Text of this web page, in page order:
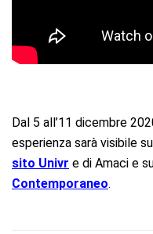
Dal 5 all’11 dicembre
esperienza sarà visibile
sito Univr e di Amaci e
Contemporaneo.